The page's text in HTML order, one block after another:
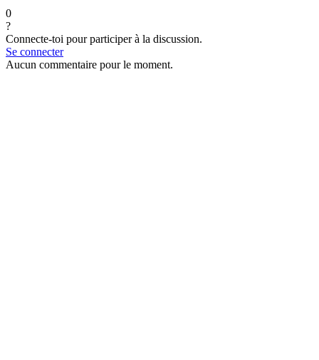
0
?
Connecte-toi pour participer à la discussion.
Se connecter
Aucun commentaire pour le moment.